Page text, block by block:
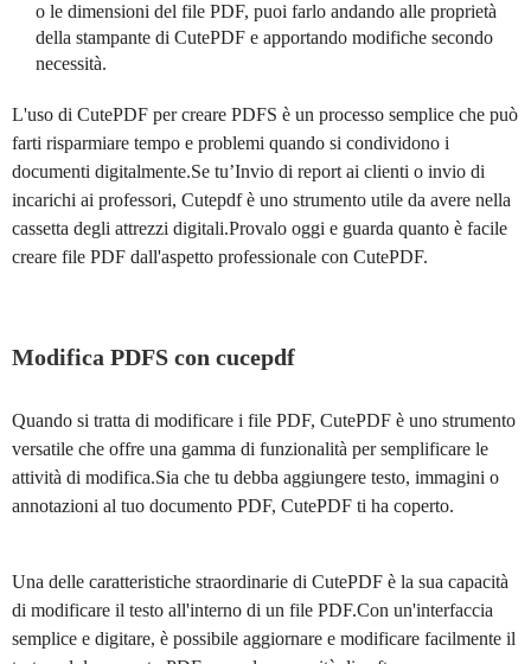
o le dimensioni del file PDF, puoi farlo andando alle proprietà
della stampante di CutePDF e apportando modifiche secondo
necessità.
L'uso di CutePDF per creare PDFS è un processo semplice che può
farti risparmiare tempo e problemi quando si condividono i
documenti digitalmente.Se tu’Invio di report ai clienti o invio di
incarichi ai professori, Cutepdf è uno strumento utile da avere nella
cassetta degli attrezzi digitali.Provalo oggi e guarda quanto è facile
creare file PDF dall'aspetto professionale con CutePDF.
Modifica PDFS con cucepdf
Quando si tratta di modificare i file PDF, CutePDF è uno strumento
versatile che offre una gamma di funzionalità per semplificare le
attività di modifica.Sia che tu debba aggiungere testo, immagini o
annotazioni al tuo documento PDF, CutePDF ti ha coperto.
Una delle caratteristiche straordinarie di CutePDF è la sua capacità
di modificare il testo all'interno di un file PDF.Con un'interfaccia
semplice e digitare, è possibile aggiornare e modificare facilmente il